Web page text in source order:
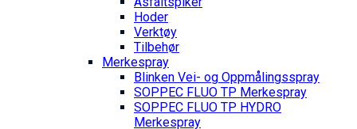
Hoder
Verktøy
Tilbehør
Merkespray
Blinken Vei- og Oppmålingsspray
SOPPEC FLUO TP Merkespray
SOPPEC FLUO TP HYDRO
Merkespray